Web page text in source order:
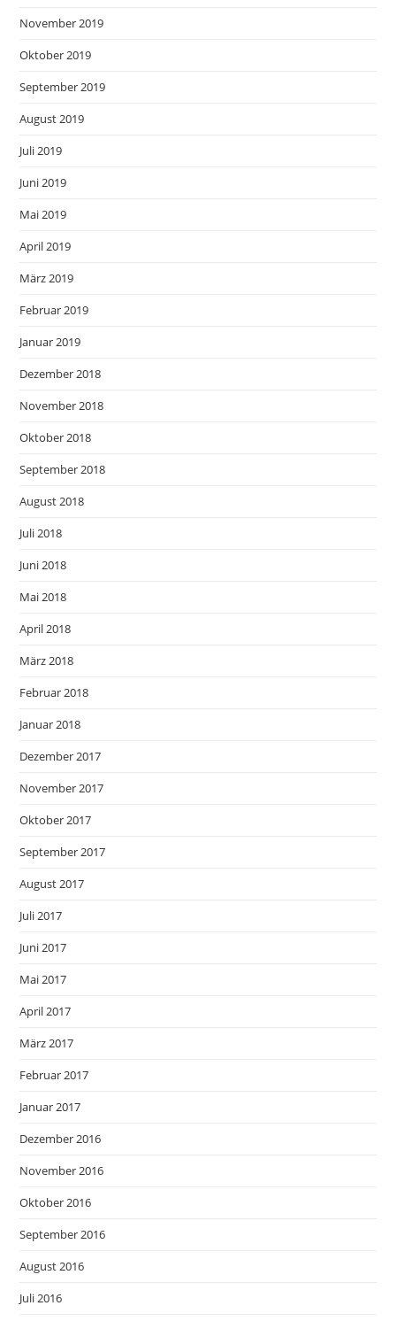
November 2019
Oktober 2019
September 2019
August 2019
Juli 2019
Juni 2019
Mai 2019
April 2019
März 2019
Februar 2019
Januar 2019
Dezember 2018
November 2018
Oktober 2018
September 2018
August 2018
Juli 2018
Juni 2018
Mai 2018
April 2018
März 2018
Februar 2018
Januar 2018
Dezember 2017
November 2017
Oktober 2017
September 2017
August 2017
Juli 2017
Juni 2017
Mai 2017
April 2017
März 2017
Februar 2017
Januar 2017
Dezember 2016
November 2016
Oktober 2016
September 2016
August 2016
Juli 2016